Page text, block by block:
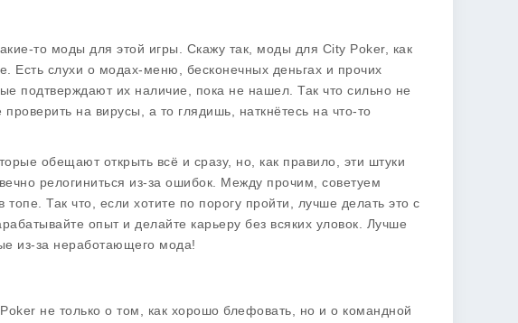
то моды для этой игры. Скажу так, моды для City Poker, как
Есть слухи о модах-меню, бесконечных деньгах и прочих
подтверждают их наличие, пока не нашел. Так что сильно не
на вирусы, а то глядишь, наткнётесь на что-то
обещают открыть всё и сразу, но, как правило, эти штуки
релогиниться из-за ошибок. Между прочим, советуем
топе. Так что, если хотите по порогу пройти, лучше делать это с
опыт и делайте карьеру без всяких уловок. Лучше
из-за неработающего мода!
не только о том, как хорошо блефовать, но и о командной